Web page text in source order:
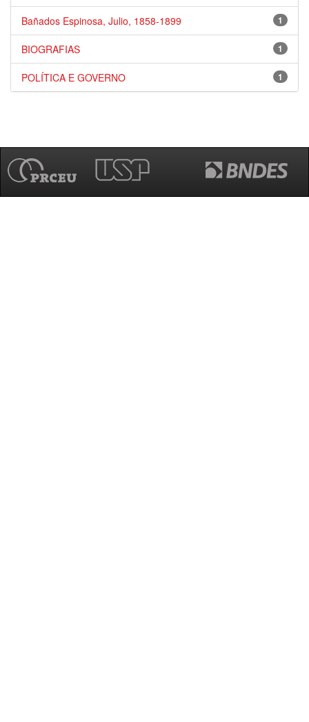
1
Bañados Espinosa, Julio, 1858-1899
1
BIOGRAFIAS
1
POLÍTICA E GOVERNO